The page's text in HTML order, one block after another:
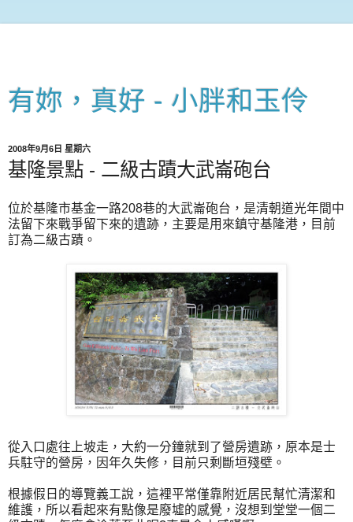
有妳，真好 - 小胖和玉伶
2008年9月6日 星期六
基隆景點 - 二級古蹟大武崙砲台
位於基隆市基金一路208巷的大武崙砲台，是清朝道光年間中
法留下來戰爭留下來的遺跡，主要是用來鎮守基隆港，目前
訂為二級古蹟。
從入口處往上坡走，大約一分鐘就到了營房遺跡，原本是士
兵駐守的營房，因年久失修，目前只剩斷垣殘壁。
根據假日的導覽義工說，這裡平常僅靠附近居民幫忙清潔和
維護，所以看起來有點像是廢墟的感覺，沒想到堂堂一個二